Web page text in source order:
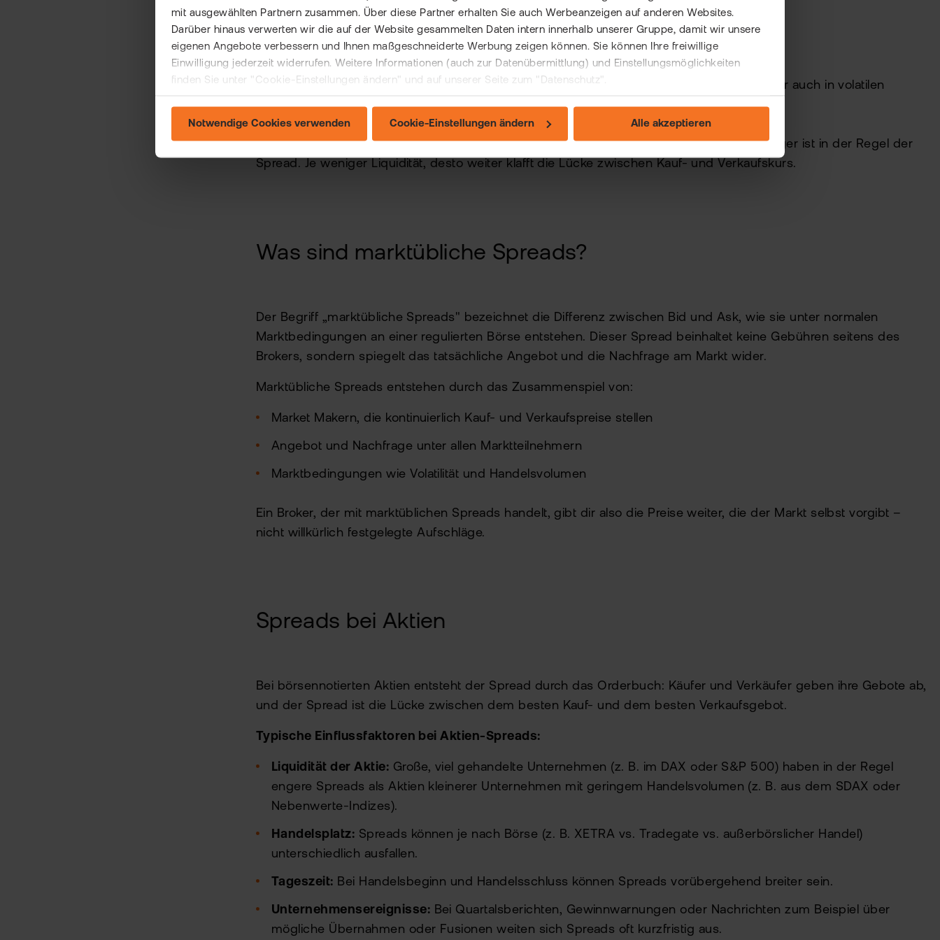
mit ausgewählten Partnern zusammen. Über diese Partner erhalten Sie auch Werbeanzeigen auf anderen Websites.
Darüber hinaus verwerten wir die auf der Website gesammelten Daten intern innerhalb unserer Gruppe, damit wir unsere
eigenen Angebote verbessern und Ihnen maßgeschneiderte Werbung zeigen können. Sie können Ihre freiwillige
Einwilligung jederzeit widerrufen. Weitere Informationen (auch zur Datenübermittlung) und Einstellungsmöglichkeiten
finden Sie unter "Cookie-Einstellungen ändern" und auf unserer Seite zum "Datenschutz".
Notwendige Cookies verwenden Cookie-Einstellungen ändern Alle akzeptieren
Große Differenz zwischen Bid und Ask
Teurer für Anleger – höhere implizite Kosten
Typisch bei illiquiden Wertpapieren (z.B. Pennystocks, einige illiquide, aktive Fonds), aber auch in volatilen
Marktphasen oder bei Kryptowährungen.
Faustregel:Je mehr Handelsvolumen ein Wertpapier bzw. Finanzinstrument hat, desto enger ist in der Regel der
Spread. Je weniger Liquidität, desto weiter klafft die Lücke zwischen Kauf- und Verkaufskurs.
Was sind marktübliche Spreads?
Der Begriff „marktübliche Spreads" bezeichnet die Differenz zwischen Bid und Ask, wie sie unter normalen
Marktbedingungen an einer regulierten Börse entstehen. Dieser Spread beinhaltet keine Gebühren seitens des
Brokers, sondern spiegelt das tatsächliche Angebot und die Nachfrage am Markt wider.
Marktübliche Spreads entstehen durch das Zusammenspiel von:
Market Makern, die kontinuierlich Kauf- und Verkaufspreise stellen
Angebot und Nachfrage unter allen Marktteilnehmern
Marktbedingungen wie Volatilität und Handelsvolumen
Ein Broker, der mit marktüblichen Spreads handelt, gibt dir also die Preise weiter, die der Markt selbst vorgibt –
nicht willkürlich festgelegte Aufschläge.
Spreads bei Aktien
Bei börsennotierten Aktien entsteht der Spread durch das Orderbuch: Käufer und Verkäufer geben ihre Gebote ab,
und der Spread ist die Lücke zwischen dem besten Kauf- und dem besten Verkaufsgebot.
Typische Einflussfaktoren bei Aktien-Spreads:
Liquidität der Aktie: Große, viel gehandelte Unternehmen (z. B. im DAX oder S&P 500) haben in der Regel
engere Spreads als Aktien kleinerer Unternehmen mit geringem Handelsvolumen (z. B. aus dem SDAX oder
Nebenwerte-Indizes).
Handelsplatz: Spreads können je nach Börse (z. B. XETRA vs. Tradegate vs. außerbörslicher Handel)
unterschiedlich ausfallen.
Tageszeit: Bei Handelsbeginn und Handelsschluss können Spreads vorübergehend breiter sein.
Unternehmensereignisse: Bei Quartalsberichten, Gewinnwarnungen oder Nachrichten zum Beispiel über
mögliche Übernahmen oder Fusionen weiten sich Spreads oft kurzfristig aus.